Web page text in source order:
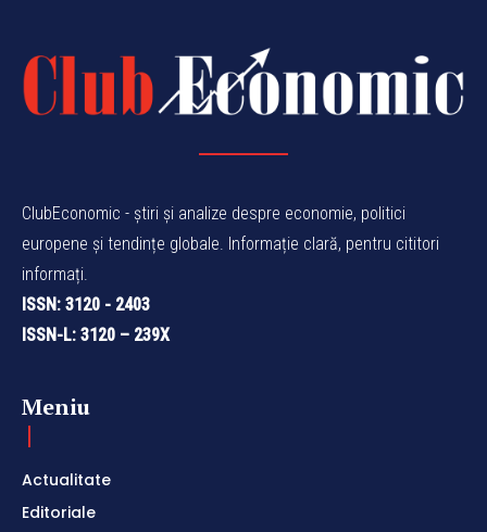
ClubEconomic - știri și analize despre economie, politici
europene și tendințe globale. Informație clară, pentru cititori
informați.
ISSN: 3120 - 2403
ISSN-L: 3120 – 239X
Meniu
Actualitate
Editoriale